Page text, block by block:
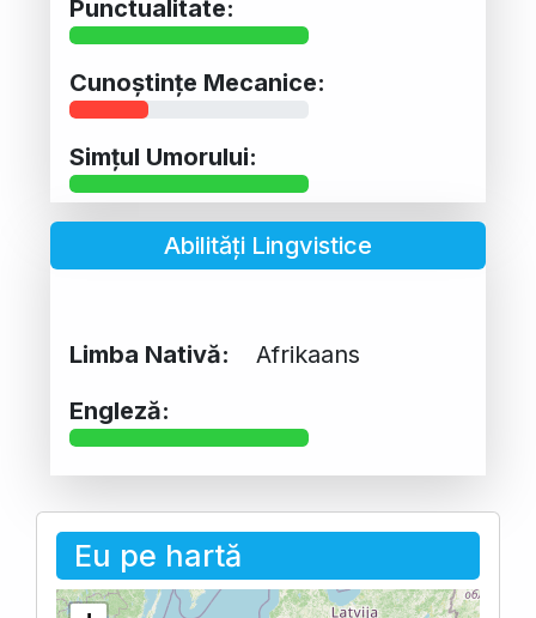
Punctualitate:
Cunoștințe Mecanice:
Simțul Umorului:
Abilități Lingvistice
Limba Nativă:
Afrikaans
Engleză:
Eu pe hartă